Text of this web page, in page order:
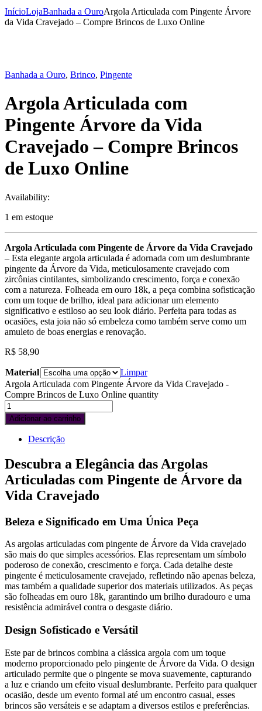
InícioLojaBanhada a OuroArgola Articulada com Pingente Árvore
da Vida Cravejado – Compre Brincos de Luxo Online
Banhada a Ouro, Brinco, Pingente
Argola Articulada com
Pingente Árvore da Vida
Cravejado – Compre Brincos
de Luxo Online
Availability:
1 em estoque
Argola Articulada com Pingente de Árvore da Vida Cravejado
– Esta elegante argola articulada é adornada com um deslumbrante
pingente da Árvore da Vida, meticulosamente cravejado com
zircônias cintilantes, simbolizando crescimento, força e conexão
com a natureza. Folheada em ouro 18k, a peça combina sofisticação
com um toque de brilho, ideal para adicionar um elemento
significativo e estiloso ao seu look diário. Perfeita para todas as
ocasiões, esta joia não só embeleza como também serve como um
amuleto de boas energias e renovação.
R$ 58,90
Material
Limpar
Argola Articulada com Pingente Árvore da Vida Cravejado -
Compre Brincos de Luxo Online quantity
Adicionar ao carrinho
Descrição
Descubra a Elegância das Argolas
Articuladas com Pingente de Árvore da
Vida Cravejado
Beleza e Significado em Uma Única Peça
As argolas articuladas com pingente de Árvore da Vida cravejado
são mais do que simples acessórios. Elas representam um símbolo
poderoso de conexão, crescimento e força. Cada detalhe deste
pingente é meticulosamente cravejado, refletindo não apenas beleza,
mas também a qualidade superior dos materiais utilizados. As peças
são folheadas em ouro 18k, garantindo um brilho duradouro e uma
resistência admirável contra o desgaste diário.
Design Sofisticado e Versátil
Este par de brincos combina a clássica argola com um toque
moderno proporcionado pelo pingente de Árvore da Vida. O design
articulado permite que o pingente se mova suavemente, capturando
a luz e criando um efeito visual deslumbrante. Perfeito para qualquer
ocasião, desde um evento formal até um encontro casual, esses
brincos são versáteis e se adaptam a diversos estilos e preferências.